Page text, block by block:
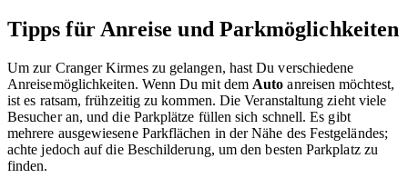
Tipps für Anreise und Parkmöglichkeiten
Um zur Cranger Kirmes zu gelangen, hast Du verschiedene
Anreisemöglichkeiten. Wenn Du mit dem Auto anreisen möchtest,
ist es ratsam, frühzeitig zu kommen. Die Veranstaltung zieht viele
Besucher an, und die Parkplätze füllen sich schnell. Es gibt
mehrere ausgewiesene Parkflächen in der Nähe des Festgeländes;
achte jedoch auf die Beschilderung, um den besten Parkplatz zu
finden.